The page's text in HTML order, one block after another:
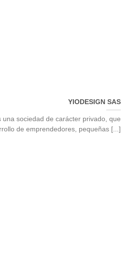
YIODESIGN SAS
una sociedad de carácter privado, que
de emprendedores, pequeñas [...]